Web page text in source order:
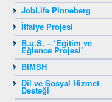
JobLife Pinneberg
İtfaiye Projesi
B.u.S. – ‘Eğitim ve
Eğlence Projesi’
BIMSH
Dil ve Sosyal Hizmet
Desteği